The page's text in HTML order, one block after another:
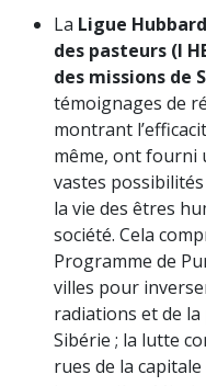
La Ligue
des pasteurs (I
des missions de
témoignages de
montrant
même, ont fourni
vastes
la vie des êtres
société. Cela
Programme de
villes pour
radiations et de
Sibérie ; la lutte
rues de la